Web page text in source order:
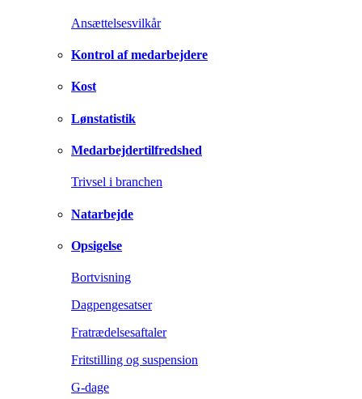
Ansættelsesvilkår
Kontrol af medarbejdere
Kost
Lønstatistik
Medarbejdertilfredshed
Trivsel i branchen
Natarbejde
Opsigelse
Bortvisning
Dagpengesatser
Fratrædelsesaftaler
Fritstilling og suspension
G-dage